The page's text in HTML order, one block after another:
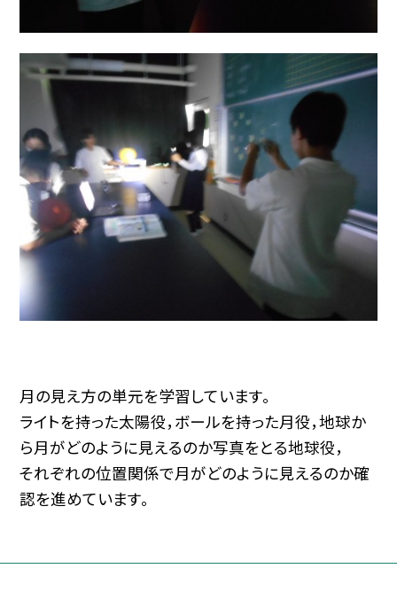
月の見え方の単元を学習しています。
ライトを持った太陽役，ボールを持った月役，地球か
ら月がどのように見えるのか写真をとる地球役，
それぞれの位置関係で月がどのように見えるのか確
認を進めています。